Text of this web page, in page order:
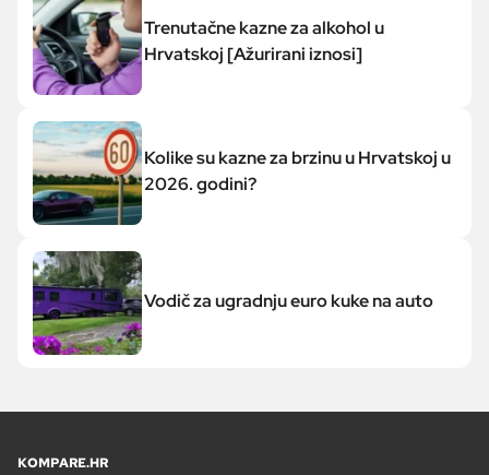
Trenutačne kazne za alkohol u
Hrvatskoj [Ažurirani iznosi]
Kolike su kazne za brzinu u Hrvatskoj u
2026. godini?
Vodič za ugradnju euro kuke na auto
KOMPARE.HR